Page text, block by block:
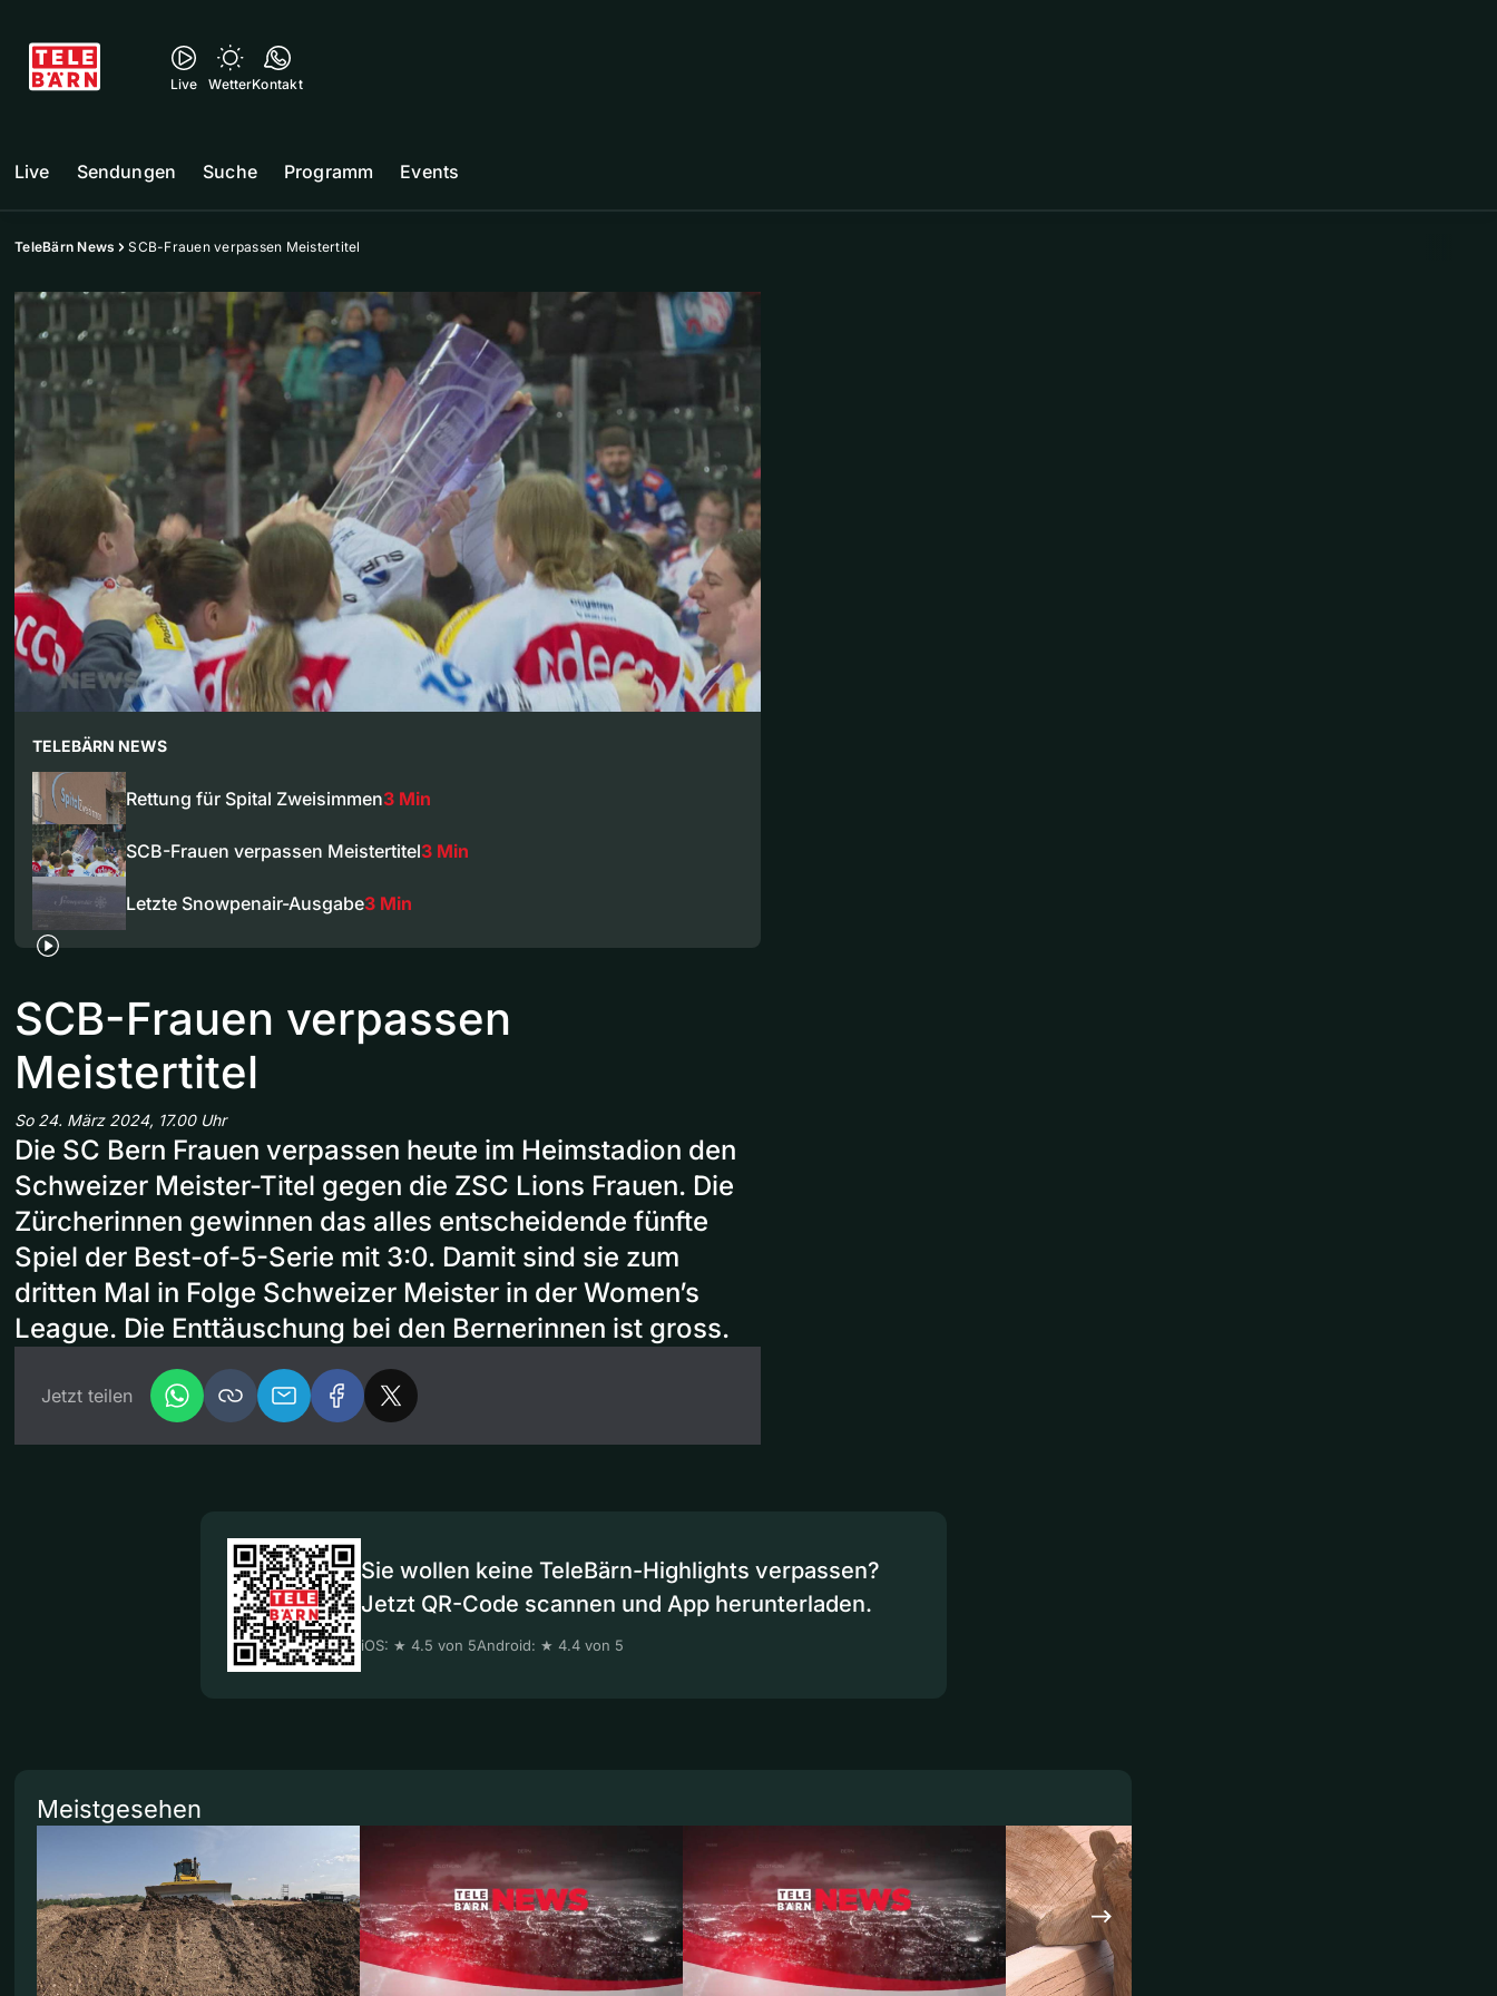
Live WetterKontakt
Live Sendungen Suche Programm Events
TeleBärn News SCB-Frauen verpassen Meistertitel
TELEBÄRN NEWS
Rettung für Spital Zweisimmen3 Min
SCB-Frauen verpassen Meistertitel3 Min
Letzte Snowpenair-Ausgabe3 Min
SCB-Frauen verpassen
Meistertitel
So 24. März 2024, 17.00 Uhr
Die SC Bern Frauen verpassen heute im Heimstadion den
Schweizer Meister-Titel gegen die ZSC Lions Frauen. Die
Zürcherinnen gewinnen das alles entscheidende fünfte
Spiel der Best-of-5-Serie mit 3:0. Damit sind sie zum
dritten Mal in Folge Schweizer Meister in der Women’s
League. Die Enttäuschung bei den Bernerinnen ist gross.
Jetzt teilen
Sie wollen keine TeleBärn-Highlights verpassen?
Jetzt QR-Code scannen und App herunterladen.
iOS: ★ 4.5 von 5Android: ★ 4.4 von 5
Meistgesehen